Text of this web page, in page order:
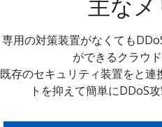
主なメ
専用の対策装置がなくても
ができるクラウ
既存のセキュリティ装置をと
トを抑えて簡単にDDoS